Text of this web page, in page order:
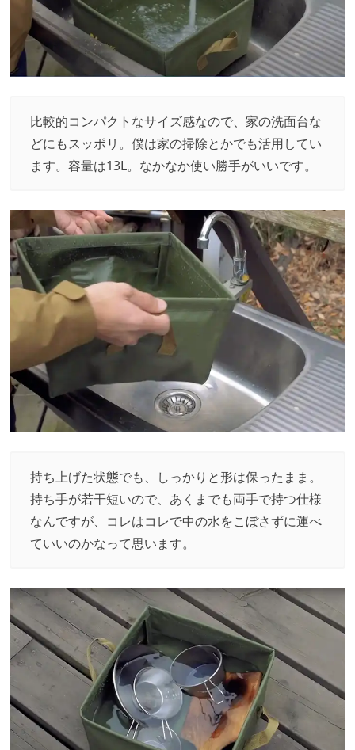
比較的コンパクトなサイズ感なので、家の洗面台な
どにもスッポリ。僕は家の掃除とかでも活用してい
ます。容量は13L。なかなか使い勝手がいいです。
持ち上げた状態でも、しっかりと形は保ったまま。
持ち手が若干短いので、あくまでも両手で持つ仕様
なんですが、コレはコレで中の水をこぼさずに運べ
ていいのかなって思います。